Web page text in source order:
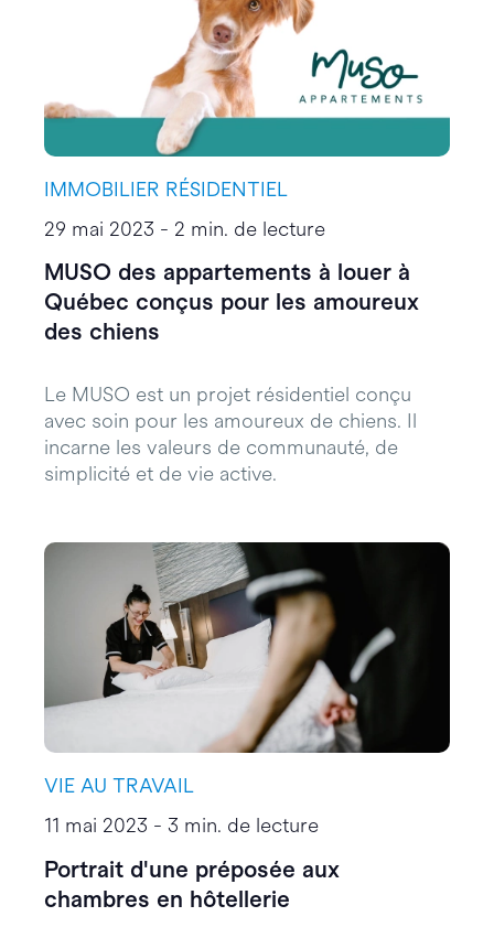
IMMOBILIER RÉSIDENTIEL
29 mai 2023 - 2 min. de lecture
MUSO des appartements à louer à
Québec conçus pour les amoureux
des chiens
Le MUSO est un projet résidentiel conçu
avec soin pour les amoureux de chiens. Il
incarne les valeurs de communauté, de
simplicité et de vie active.
VIE AU TRAVAIL
11 mai 2023 - 3 min. de lecture
Portrait d'une préposée aux
chambres en hôtellerie